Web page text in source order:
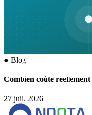
● Blog
Combien coûte réellement
27 juil. 2026